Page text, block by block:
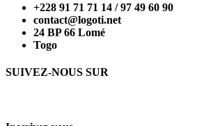
+228 91 71 71 14 / 97 49 60 90
contact@logoti.net
24 BP 66 Lomé
Togo
SUIVEZ-NOUS SUR